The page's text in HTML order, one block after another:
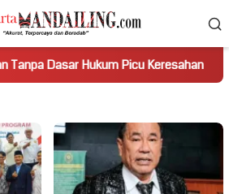
Hukum Picu Keresahan Truk